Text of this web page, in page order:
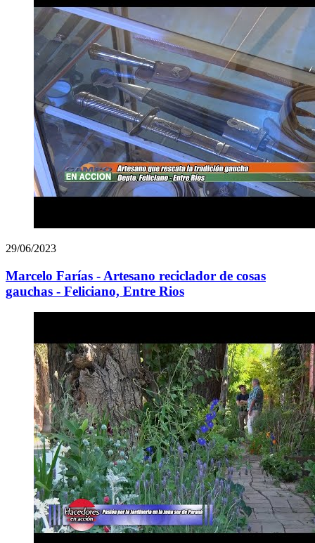
29/06/2023
Marcelo Farías - Artesano reciclador de cosas
gauchas - Feliciano, Entre Rios